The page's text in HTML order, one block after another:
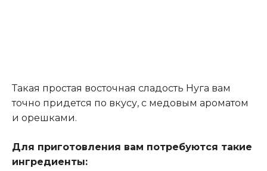
Такая простая восточная сладость Нуга вам
точно придется по вкусу, с медовым ароматом
и орешками.
Для приготовления вам потребуются такие
ингредиенты: